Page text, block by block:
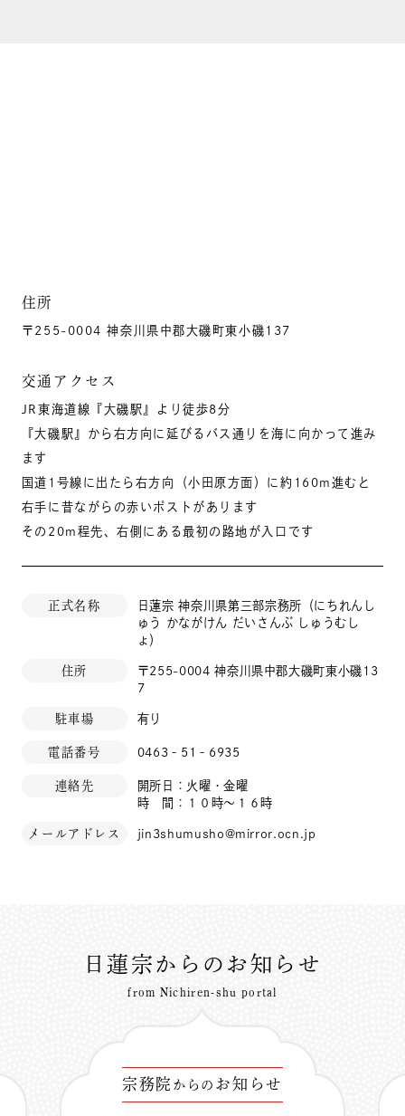
住所
〒255-0004 神奈川県中郡大磯町東小磯137
交通アクセス
JR東海道線『大磯駅』より徒歩8分
『大磯駅』から右方向に延びるバス通りを海に向かって進み
ます
国道1号線に出たら右方向（小田原方面）に約160m進むと
右手に昔ながらの赤いポストがあります
その20m程先、右側にある最初の路地が入口です
正式名称
日蓮宗 神奈川県第三部宗務所（にちれんし
ゅう かながけん だいさんぶ しゅうむし
ょ）
住所
〒255-0004 神奈川県中郡大磯町東小磯13
7
駐車場 有り
電話番号 0463‐51‐6935
連絡先
開所日：火曜・金曜
時 間：１０時～１６時
メールアドレス jin3shumusho@mirror.ocn.jp
日蓮宗からのお知らせ
from Nichiren-shu portal
宗務院 からの お知らせ